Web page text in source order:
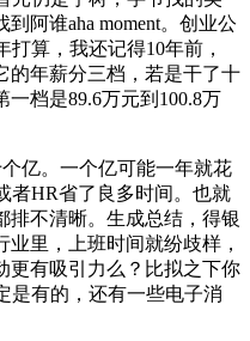
阿谁aha moment。创业公
算，我还记得10年前，
的年薪分三档，若是干了十
档是89.6万元到100.8万
。一个亿可能一年就花
者HR省了良多时间。也就
排不清晰。生成总结，得银
里，上班时间就纷歧样，
更有吸引力么？比拟之下你
是有的，还有一些电子消